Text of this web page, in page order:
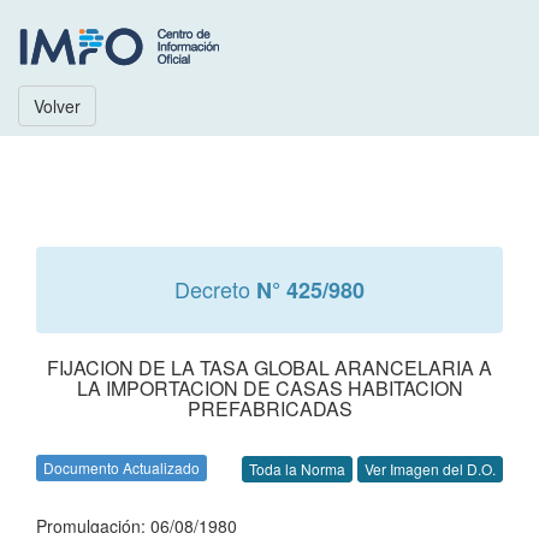
Volver
Decreto N° 425/980
FIJACION DE LA TASA GLOBAL ARANCELARIA A
LA IMPORTACION DE CASAS HABITACION
PREFABRICADAS
Documento Actualizado Toda la Norma Ver Imagen del D.O.
Promulgación: 06/08/1980